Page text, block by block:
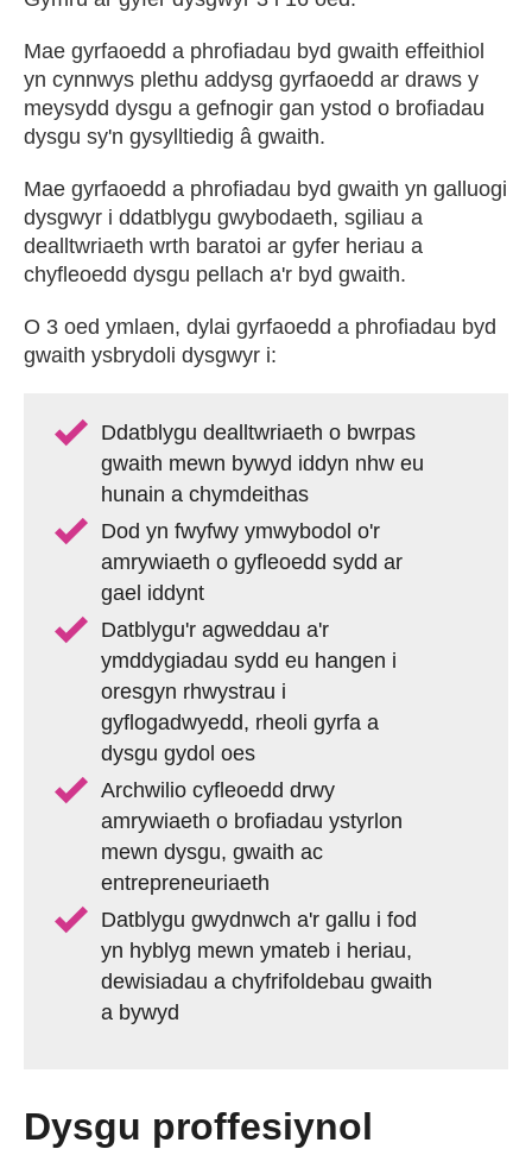
Amdanom ni
Gweithio i ni
Cysylltu â ni
Mae gyrfaoedd a phrofiadau byd gwaith effeithiol
yn cynnwys plethu addysg gyrfaoedd ar draws y
meysydd dysgu a gefnogir gan ystod o brofiadau
dysgu sy'n gysylltiedig â gwaith.
Mae gyrfaoedd a phrofiadau byd gwaith yn galluogi
dysgwyr i ddatblygu gwybodaeth, sgiliau a
dealltwriaeth wrth baratoi ar gyfer heriau a
chyfleoedd dysgu pellach a'r byd gwaith.
O 3 oed ymlaen, dylai gyrfaoedd a phrofiadau byd
gwaith ysbrydoli dysgwyr i:
Ddatblygu dealltwriaeth o bwrpas
gwaith mewn bywyd iddyn nhw eu
hunain a chymdeithas
Dod yn fwyfwy ymwybodol o'r
amrywiaeth o gyfleoedd sydd ar
gael iddynt
Datblygu'r agweddau a'r
ymddygiadau sydd eu hangen i
oresgyn rhwystrau i
gyflogadwyedd, rheoli gyrfa a
dysgu gydol oes
Archwilio cyfleoedd drwy
amrywiaeth o brofiadau ystyrlon
mewn dysgu, gwaith ac
entrepreneuriaeth
Datblygu gwydnwch a'r gallu i fod
yn hyblyg mewn ymateb i heriau,
dewisiadau a chyfrifoldebau gwaith
a bywyd
Dysgu proffesiynol